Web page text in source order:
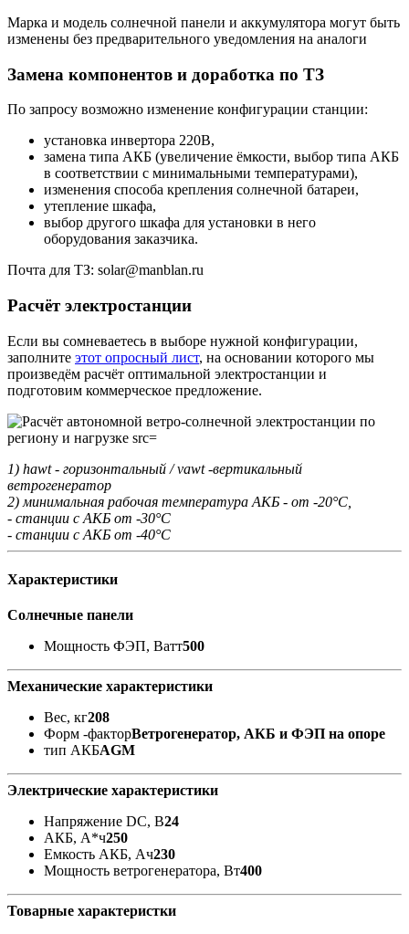
Марка и модель солнечной панели и аккумулятора могут быть
изменены без предварительного уведомления на аналоги
Замена компонентов и доработка по ТЗ
По запросу возможно изменение конфигурации станции:
установка инвертора 220В,
замена типа АКБ (увеличение ёмкости, выбор типа АКБ
в соответствии с минимальными температурами),
изменения способа крепления солнечной батареи,
утепление шкафа,
выбор другого шкафа для установки в него
оборудования заказчика.
Почта для ТЗ: solar@manblan.ru
Расчёт электростанции
Если вы сомневаетесь в выборе нужной конфигурации,
заполните этот опросный лист, на основании которого мы
произведём расчёт оптимальной электростанции и
подготовим коммерческое предложение.
1) hawt - горизонтальный / vawt -вертикальный
ветрогенератор
2) минимальная рабочая температура АКБ - от -20°С,
- станции с АКБ от -30°С
- станции с АКБ от -40°С
Характеристики
Солнечные панели
Мощность ФЭП, Ватт500
Механические характеристики
Вес, кг208
Форм -факторВетрогенератор, АКБ и ФЭП на опоре
тип АКБAGM
Электрические характеристики
Напряжение DC, В24
АКБ, А*ч250
Емкость АКБ, Ач230
Мощность ветрогенератора, Вт400
Товарные характеристки